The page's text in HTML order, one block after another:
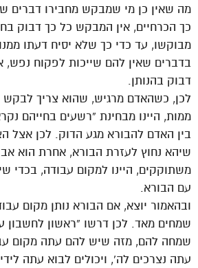
מה שאין כן מי שמבקש מחבירו דברים
כך הכרחיים, אין המבקש כל כך דבוק
מבוקשו, עד כדי כך שלא יסיח דעתו
בדברים שאין להם שייכות לפקוח נפש,
דבוק בהנותן.
לכן, כשהאדם מרגיש, שהוא צריך לבקש
ממות, היינו מבחינת “רשעים בחייהם
בין האדם להבורא מגע הדוק. לכן אצל
שיהא נחוץ לעזרת הבורא, אחרת הוא
משתוקקים, היינו למקום עבודה, בכדי
עם הבורא.
ובהאמור יוצא, אם הבורא נותן מקום
שמחים מאד. לכן דרשו “ראשון לחשבון
שמחה להם, מזה שיש להם עתה מקום
עתה נצרכים לה’, ויכולים לבוא עתה